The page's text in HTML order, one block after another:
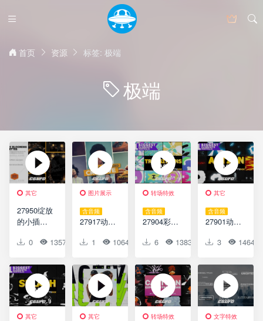
首页 资源 标签: 极端
极端
其它
27950绽放
的小插图
故事AE模
Blooming
Vignette
Black
Edition
Stories
0 1357 0 0
图片展示
含音频
27917动态
动画AE模
Slideshow
1 1064 0 0
转场特效
含音频
27904彩色
过渡动画
Colorful
Cartoon
Transitions
| DaVinci
Resolve
6 1383 0 0
其它
含音频
27901动态
达芬奇模
Elements
Pack |
DaVinci
Resolve
3 1464
其它 其它 转场特效 文字特效